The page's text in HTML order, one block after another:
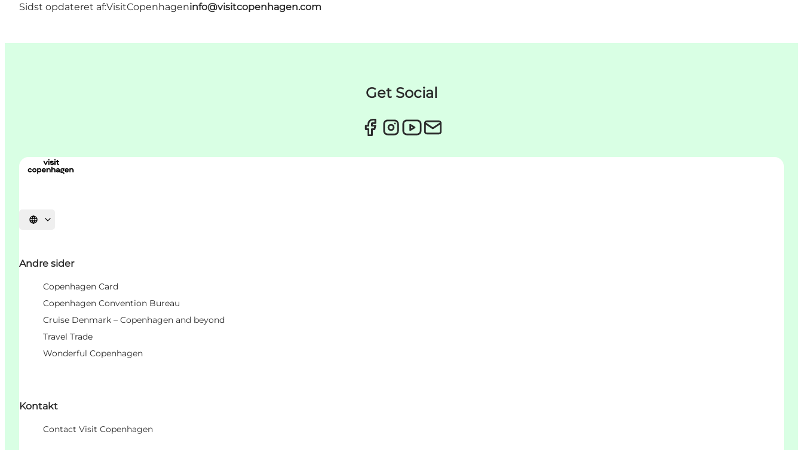
Sidst opdateret af:VisitCopenhageninfo@visitcopenhagen.com
Get Social
Vælg sprog
Andre sider
Copenhagen Card
Copenhagen Convention Bureau
Cruise Denmark – Copenhagen and beyond
Travel Trade
Wonderful Copenhagen
Kontakt
Contact Visit Copenhagen